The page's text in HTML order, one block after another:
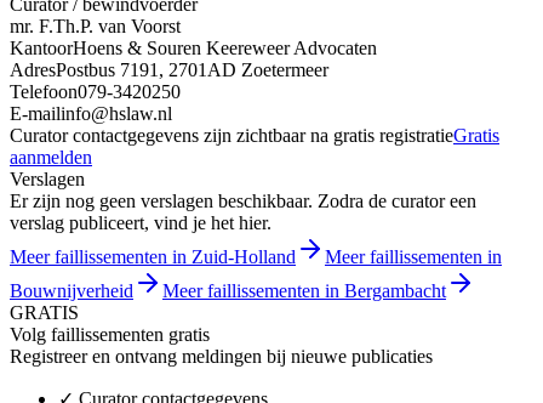
mr. F.Th.P. van Voorst
KantoorHoens & Souren Keereweer Advocaten
AdresPostbus 7191, 2701AD Zoetermeer
Telefoon079-3420250
E-mailinfo@hslaw.nl
Curator contactgegevens zijn zichtbaar na gratis registratieGratis
aanmelden
Verslagen
Er zijn nog geen verslagen beschikbaar. Zodra de curator een
verslag publiceert, vind je het hier.
Meer faillissementen in Zuid-Holland
Meer faillissementen in
Bouwnijverheid
Meer faillissementen in Bergambacht
GRATIS
Volg faillissementen gratis
Registreer en ontvang meldingen bij nieuwe publicaties
✓ Curator contactgegevens